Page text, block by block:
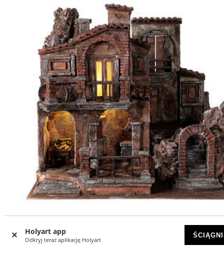
Holyart app
Odkryj teraz aplikację Holyart
Osada szopka tradycyjna 45x50x35, do figurek 10 cm
WYCZERPANY